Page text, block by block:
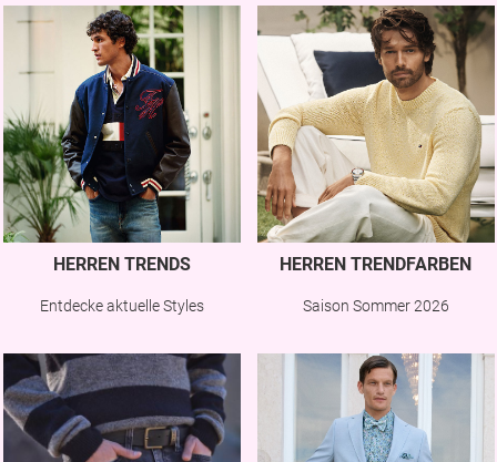
HERREN TRENDS
Entdecke aktuelle Styles
HERREN TRENDFARBEN
Saison Sommer 2026